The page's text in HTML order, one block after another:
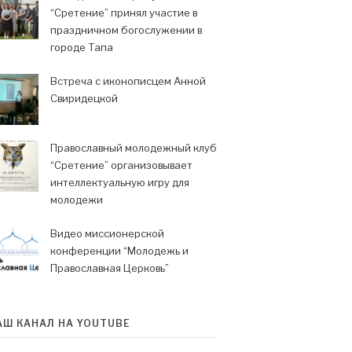
“Сретение” принял участие в
праздничном богослужении в
городе Тапа
Встреча с иконописцем Анной
Свиридецкой
Православный молодежный клуб
“Сретение” организовывает
интеллектуальную игру для
молодежи
Видео миссионерской
конференции “Молодежь и
Православная Церковь”
КАНАЛ НА YOUTUBE